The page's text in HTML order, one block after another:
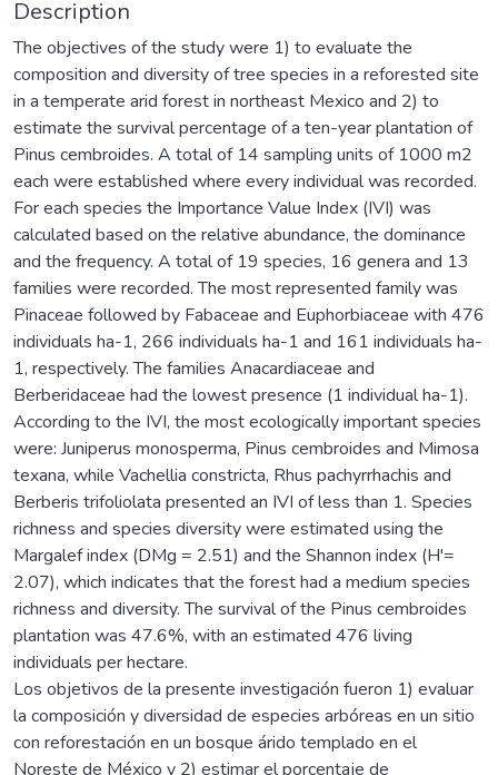
Description
The objectives of the study were 1) to evaluate the
composition and diversity of tree species in a reforested site
in a temperate arid forest in northeast Mexico and 2) to
estimate the survival percentage of a ten-year plantation of
Pinus cembroides. A total of 14 sampling units of 1000 m2
each were established where every individual was recorded.
For each species the Importance Value Index (IVI) was
calculated based on the relative abundance, the dominance
and the frequency. A total of 19 species, 16 genera and 13
families were recorded. The most represented family was
Pinaceae followed by Fabaceae and Euphorbiaceae with 476
individuals ha-1, 266 individuals ha-1 and 161 individuals ha-
1, respectively. The families Anacardiaceae and
Berberidaceae had the lowest presence (1 individual ha-1).
According to the IVI, the most ecologically important species
were: Juniperus monosperma, Pinus cembroides and Mimosa
texana, while Vachellia constricta, Rhus pachyrrhachis and
Berberis trifoliolata presented an IVI of less than 1. Species
richness and species diversity were estimated using the
Margalef index (DMg = 2.51) and the Shannon index (H'=
2.07), which indicates that the forest had a medium species
richness and diversity. The survival of the Pinus cembroides
plantation was 47.6%, with an estimated 476 living
individuals per hectare.
Los objetivos de la presente investigación fueron 1) evaluar
la composición y diversidad de especies arbóreas en un sitio
con reforestación en un bosque árido templado en el
Noreste de México y 2) estimar el porcentaje de